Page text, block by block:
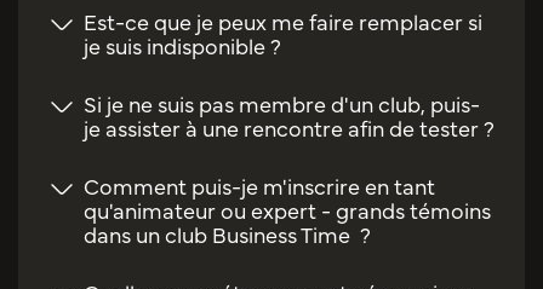
Est-ce que je peux me faire remplacer si
je suis indisponible ?
Si je ne suis pas membre d'un club, puis-
je assister à une rencontre afin de tester ?
Comment puis-je m'inscrire en tant
qu'animateur ou expert - grands témoins
dans un club Business Time ?